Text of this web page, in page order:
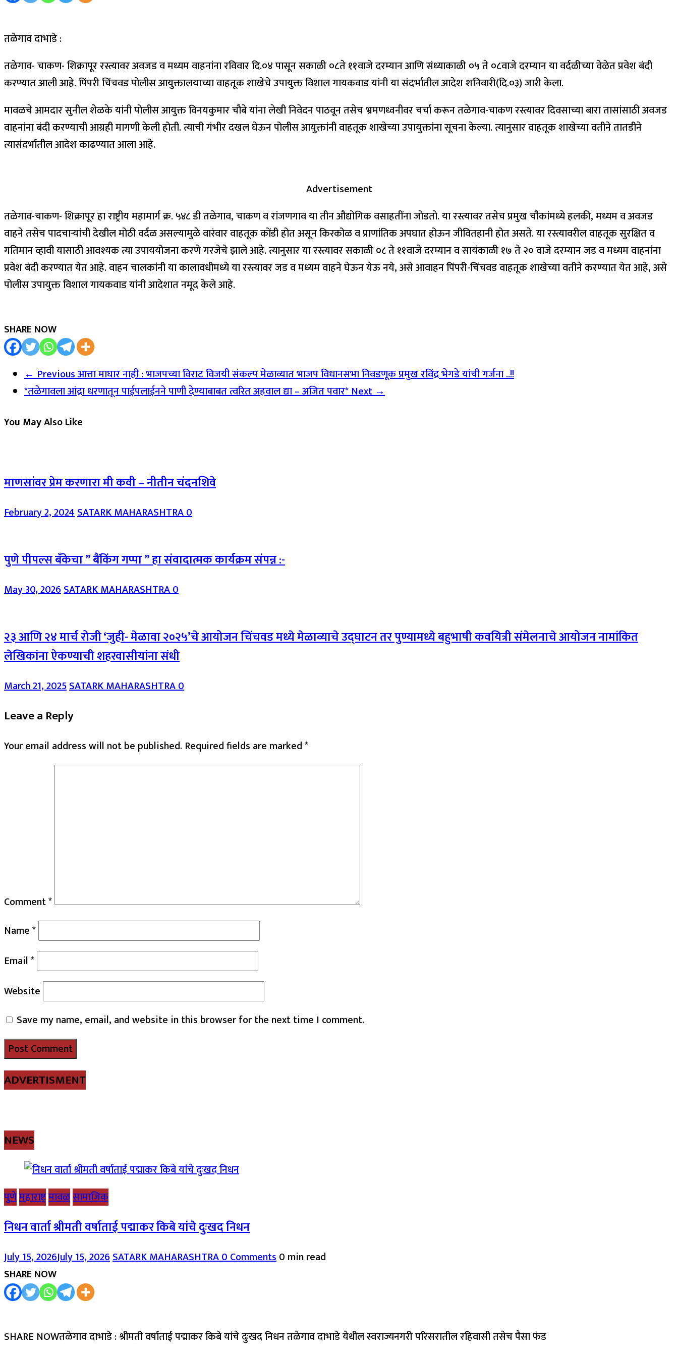
तळेगाव दाभाडे :
तळेगाव- चाकण- शिक्रापूर रस्त्यावर अवजड व मध्यम वाहनांना रविवार दि.०४ पासून सकाळी ०८ते ११वाजे दरम्यान आणि संध्याकाळी ०५ ते ०८वाजे दरम्यान या वर्दळीच्या वेळेत प्रवेश बंदी
करण्यात आली आहे. पिंपरी चिंचवड पोलीस आयुक्तालयाच्या वाहतूक शाखेचे उपायुक्त विशाल गायकवाड यांनी या संदर्भातील आदेश शनिवारी(दि.०३) जारी केला.
मावळचे आमदार सुनील शेळके यांनी पोलीस आयुक्त विनयकुमार चौबे यांना लेखी निवेदन पाठवून तसेच भ्रमणध्वनीवर चर्चा करून तळेगाव-चाकण रस्त्यावर दिवसाच्या बारा तासांसाठी अवजड
वाहनांना बंदी करण्याची आग्रही मागणी केली होती. त्याची गंभीर दखल घेऊन पोलीस आयुक्तांनी वाहतूक शाखेच्या उपायुक्तांना सूचना केल्या. त्यानुसार वाहतूक शाखेच्या वतीने तातडीने
त्यासंदर्भातील आदेश काढण्यात आला आहे.
Advertisement
तळेगाव-चाकण- शिक्रापूर हा राष्ट्रीय महामार्ग क्र. ५४८ डी तळेगाव, चाकण व रांजणगाव या तीन औद्योगिक वसाहतींना जोडतो. या रस्त्यावर तसेच प्रमुख चौकांमध्ये हलकी, मध्यम व अवजड
वाहने तसेच पादचाऱ्यांची देखील मोठी वर्दळ असल्यामुळे वारंवार वाहतूक कोंडी होत असून किरकोळ व प्राणांतिक अपघात होऊन जीवितहानी होत असते.‌ या रस्त्यावरील वाहतूक सुरक्षित व
गतिमान व्हावी यासाठी आवश्यक त्या उपाययोजना करणे गरजेचे झाले आहे. त्यानुसार या रस्त्यावर सकाळी ०८ ते ११वाजे दरम्यान व सायंकाळी १७ ते २० वाजे दरम्यान जड व मध्यम वाहनांना
प्रवेश बंदी करण्यात येत आहे. वाहन चालकांनी या कालावधीमध्ये या रस्त्यावर जड व मध्यम वाहने घेऊन येऊ नये, असे आवाहन पिंपरी-चिंचवड वाहतूक शाखेच्या वतीने करण्यात येत आहे, असे
पोलीस उपायुक्त विशाल गायकवाड यांनी आदेशात नमूद केले आहे.
SHARE NOW
← Previousआत्ता माघार नाही : भाजपच्या विराट विजयी संकल्प मेळाव्यात भाजप विधानसभा निवडणूक प्रमुख रविंद्र भेगडे यांची गर्जना ..!!
*तळेगावला आंद्रा धरणातून पाईपलाईनने पाणी देण्याबाबत त्वरित अहवाल द्या – अजित पवार*Next →
You May Also Like
माणसांवर प्रेम करणारा मी कवी – नीतीन चंदनशिवे
February 2, 2024SATARK MAHARASHTRA0
पुणे पीपल्स बँकेचा ” बैंकिंग गप्पा ” हा संवादात्मक कार्यक्रम संपन्न :-
May 30, 2026SATARK MAHARASHTRA0
२३ आणि २४ मार्च रोजी ‘जुही- मेळावा २०२५’चे आयोजन चिंचवड मध्ये मेळाव्याचे उद्घाटन तर पुण्यामध्ये बहुभाषी कवयित्री संमेलनाचे आयोजन नामांकित
लेखिकांना ऐकण्याची शहरवासीयांना संधी
March 21, 2025SATARK MAHARASHTRA0
Leave a Reply
Your email address will not be published. Required fields are marked*
Comment*
Name*
Email*
Website
Save my name, email, and website in this browser for the next time I comment.
ADVERTISMENT
NEWS
पुणेमहाराष्ट्रमावळसामाजिक
निधन वार्ता श्रीमती वर्षाताई पद्माकर किबे यांचे दुःखद निधन
July 15, 2026July 15, 2026SATARK MAHARASHTRA0 Comments0 min read
SHARE NOW
SHARE NOWतळेगाव दाभाडे : श्रीमती वर्षाताई पद्माकर किबे यांचे दुःखद निधन तळेगाव दाभाडे येथील स्वराज्यनगरी परिसरातील रहिवासी तसेच पैसा फंड